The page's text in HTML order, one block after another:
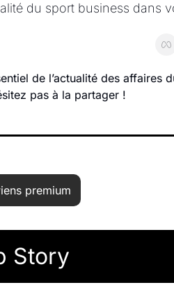
du sport business dans
de l’actualité des affaires
pas à la partager !
premium
Story